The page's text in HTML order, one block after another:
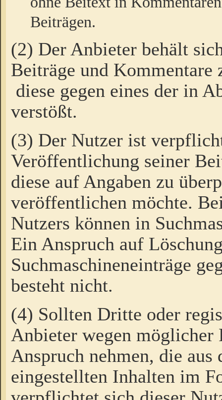
Beiträgen.
(2) Der Anbieter behält
Beiträge und Kommentare
diese gegen eines der in
verstößt.
(3) Der Nutzer ist
Veröffentlichung seiner
diese auf Angaben zu
veröffentlichen möchte.
Nutzers können in
Ein Anspruch auf
Suchmaschineneinträge
besteht nicht.
(4) Sollten Dritte oder
Anbieter wegen möglicher
Anspruch nehmen, die
eingestellten Inhalten im